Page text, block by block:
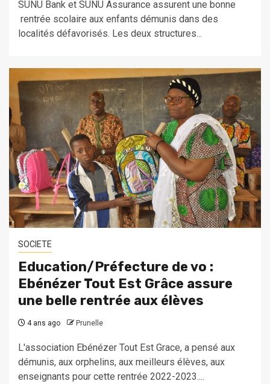
SUNU Bank et SUNU Assurance assurent une bonne
rentrée scolaire aux enfants démunis dans des
localités défavorisés. Les deux structures...
SOCIETE
Education/Préfecture de vo :
Ebénézer Tout Est Grâce assure
une belle rentrée aux élèves
4 ans ago Prunelle
L'association Ebénézer Tout Est Grace, a pensé aux
démunis, aux orphelins, aux meilleurs élèves, aux
enseignants pour cette rentrée 2022-2023....